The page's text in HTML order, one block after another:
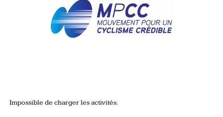
Impossible de charger les activités.